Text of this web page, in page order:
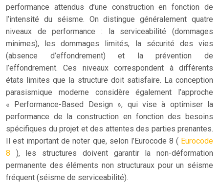
performance attendus d’une construction en fonction de
l’intensité du séisme. On distingue généralement quatre
niveaux de performance : la serviceabilité (dommages
minimes), les dommages limités, la sécurité des vies
(absence d’effondrement) et la prévention de
l’effondrement. Ces niveaux correspondent à différents
états limites que la structure doit satisfaire. La conception
parasismique moderne considère également l’approche
« Performance-Based Design », qui vise à optimiser la
performance de la construction en fonction des besoins
spécifiques du projet et des attentes des parties prenantes.
Il est important de noter que, selon l’Eurocode 8 ( Eurocode
8 ), les structures doivent garantir la non-déformation
permanente des éléments non structuraux pour un séisme
fréquent (séisme de serviceabilité).